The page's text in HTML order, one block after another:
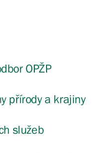
OPŽP
přírody a krajiny
služeb